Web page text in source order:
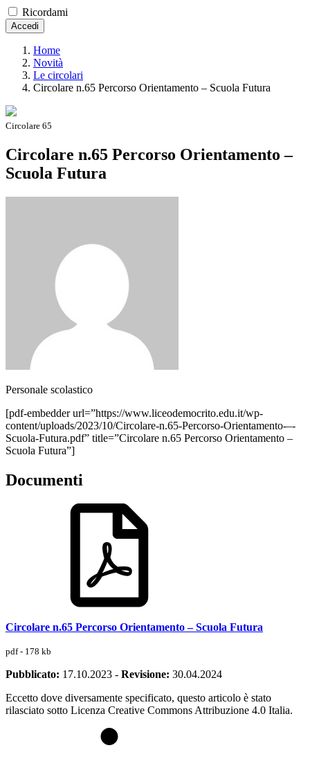
Ricordami
Accedi
Home
Novità
Le circolari
Circolare n.65 Percorso Orientamento – Scuola Futura
Circolare 65
Circolare n.65 Percorso Orientamento –
Scuola Futura
Personale scolastico
[pdf-embedder url=”https://www.liceodemocrito.edu.it/wp-
content/uploads/2023/10/Circolare-n.65-Percorso-Orientamento-–-
Scuola-Futura.pdf” title=”Circolare n.65 Percorso Orientamento –
Scuola Futura”]
Documenti
Circolare n.65 Percorso Orientamento – Scuola Futura
pdf - 178 kb
Pubblicato: 17.10.2023 - Revisione: 30.04.2024
Eccetto dove diversamente specificato, questo articolo è stato
rilasciato sotto Licenza Creative Commons Attribuzione 4.0 Italia.